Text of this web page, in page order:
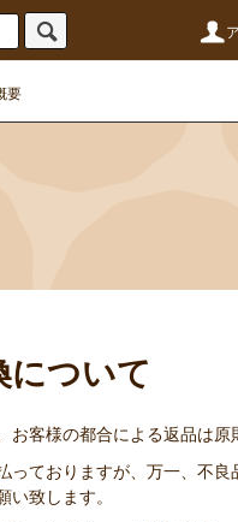
要
について
お客様の都合による返品は原
っておりますが、万一、不
い致します。